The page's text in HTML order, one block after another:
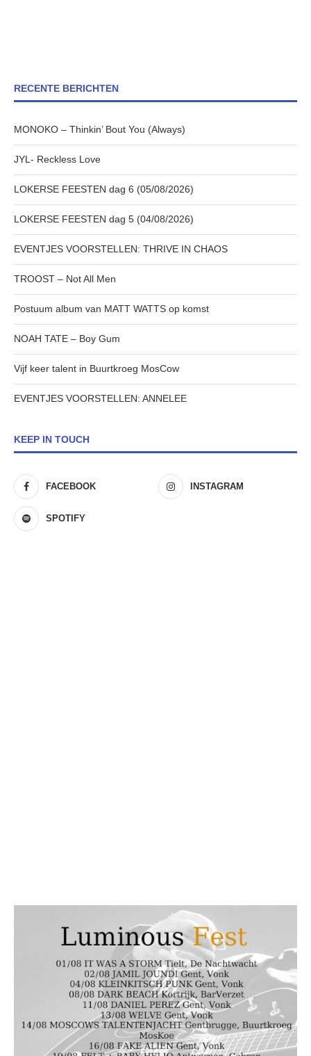
RECENTE BERICHTEN
MONOKO – Thinkin’ Bout You (Always)
JYL- Reckless Love
LOKERSE FEESTEN dag 6 (05/08/2026)
LOKERSE FEESTEN dag 5 (04/08/2026)
EVENTJES VOORSTELLEN: THRIVE IN CHAOS
TROOST – Not All Men
Postuum album van MATT WATTS op komst
NOAH TATE – Boy Gum
Vijf keer talent in Buurtkroeg MosCow
EVENTJES VOORSTELLEN: ANNELEE
KEEP IN TOUCH
FACEBOOK INSTAGRAM
SPOTIFY